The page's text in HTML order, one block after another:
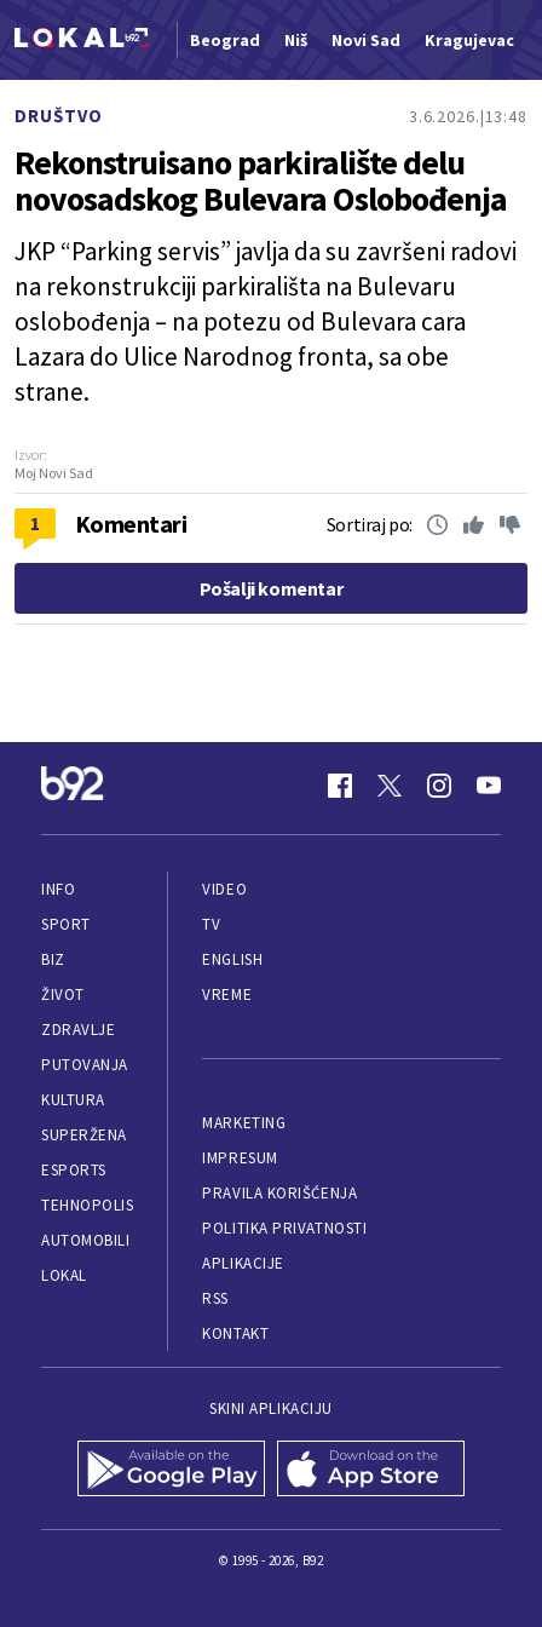
Beograd Niš Novi Sad Kragujevac
DRUŠTVO 3.6.2026. 13:48
Rekonstruisano parkiralište delu
novosadskog Bulevara Oslobođenja
JKP “Parking servis” javlja da su završeni radovi
na rekonstrukciji parkirališta na Bulevaru
oslobođenja – na potezu od Bulevara cara
Lazara do Ulice Narodnog fronta, sa obe
strane.
Izvor:
Moj Novi Sad
1 Komentari Sortiraj po:
Pošalji komentar
INFO
SPORT
BIZ
ŽIVOT
ZDRAVLJE
PUTOVANJA
KULTURA
SUPERŽENA
ESPORTS
TEHNOPOLIS
AUTOMOBILI
LOKAL
VIDEO
TV
ENGLISH
VREME
MARKETING
IMPRESUM
PRAVILA KORIŠĆENJA
POLITIKA PRIVATNOSTI
APLIKACIJE
RSS
KONTAKT
SKINI APLIKACIJU
© 1995 - 2026, B92